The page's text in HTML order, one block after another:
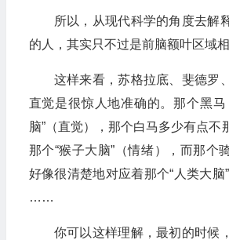
所以，从现代科学的角度去解
的人，其实只不过是前脑额叶区域相
这样来看，苏格拉底、斐德罗
直觉是很惊人地准确的。那个黑马
脑”（直觉），那个白马多少有点不
那个“猴子大脑”（情绪），而那个
好像很清楚地对应着那个“人类大脑
……
你可以这样理解，最初的时候